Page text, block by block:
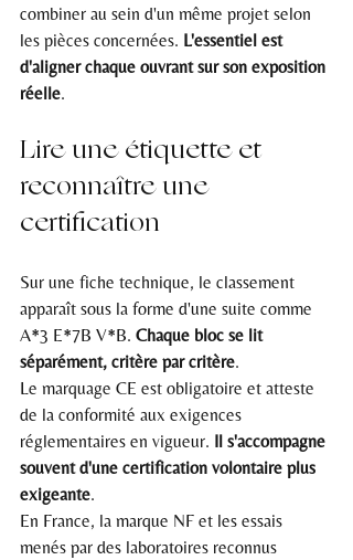
combiner au sein d'un même projet selon
les pièces concernées. L'essentiel est
d'aligner chaque ouvrant sur son exposition
réelle.
Lire une étiquette et
reconnaître une
certification
Sur une fiche technique, le classement
apparaît sous la forme d'une suite comme
A*3 E*7B V*B. Chaque bloc se lit
séparément, critère par critère.
Le marquage CE est obligatoire et atteste
de la conformité aux exigences
réglementaires en vigueur. Il s'accompagne
souvent d'une certification volontaire plus
exigeante.
En France, la marque NF et les essais
menés par des laboratoires reconnus